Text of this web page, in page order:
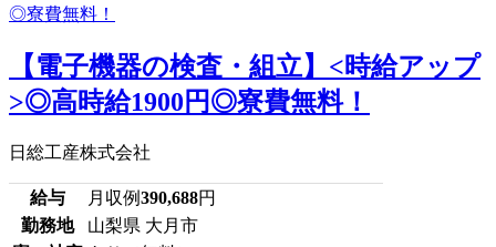
【電子機器の検査・組立】<時給アップ
>◎高時給1900円◎寮費無料！
日総工産株式会社
給与 月収例390,688円
勤務地
山梨県 大月市